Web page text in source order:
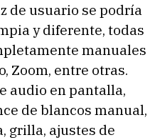
de usuario se podría
y diferente, todas
manuales
Zoom, entre otras.
audio en pantalla,
de blancos manual,
grilla, ajustes de